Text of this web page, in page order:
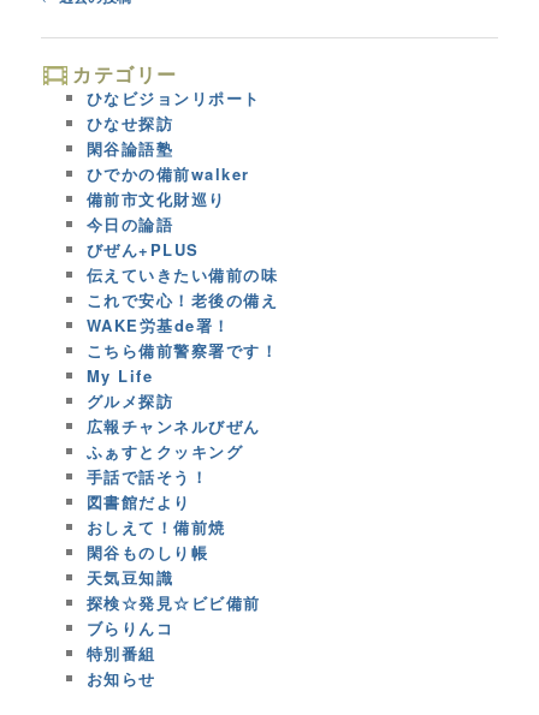
カテゴリー
ひなビジョンリポート
ひなせ探訪
閑谷論語塾
ひでかの備前walker
備前市文化財巡り
今日の論語
びぜん+PLUS
伝えていきたい備前の味
これで安心！老後の備え
WAKE労基de署！
こちら備前警察署です！
My Life
グルメ探訪
広報チャンネルびぜん
ふぁすとクッキング
手話で話そう！
図書館だより
おしえて！備前焼
閑谷ものしり帳
天気豆知識
探検☆発見☆ビビ備前
ブらりんコ
特別番組
お知らせ